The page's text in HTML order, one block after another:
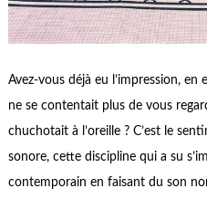
Avez-vous déjà eu l’impression, en
ne se contentait plus de vous
chuchotait à l’oreille ? C’est le
sonore, cette discipline qui a su
contemporain en faisant du son